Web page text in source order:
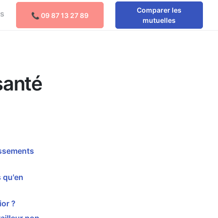
📞 09 87 13 27 89
Comparer les
mutuelles
Comparer les mutuelles
qu'en
?